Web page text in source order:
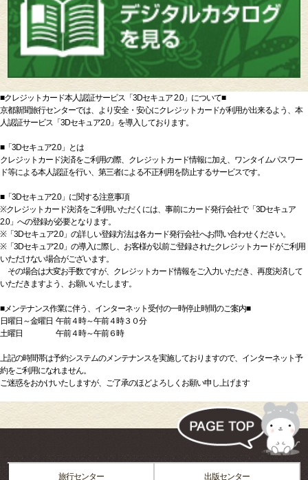
■クレジットカード本人認証サービス「3Dセキュア 2.0」について■
京都新聞旅行センターでは、より安全・安心にクレジットカードが利用が出来るよう、本
人認証サービス「3Dセキュア2.0」を導入しております。
■「3Dセキュア2.0」とは
クレジットカード決済をご利用の際、クレジットカード情報に加え、ワンタイムパスワー
ド等による本人認証を行い、第三者による不正利用を防止するサービスです。
■「3Dセキュア2.0」に関する注意事項
※クレジットカード決済をご利用いただくには、事前にカード発行会社で「3Dセキュア
2.0」への登録が必要となります。
※「3Dセキュア2.0」の詳しい登録方法は各カード発行会社へお問い合わせください。
※「3Dセキュア2.0」の導入に際し、お客様が以前ご登録されたクレジットカードがご利用
いただけない場合がございます。
その場合は大変お手数ですが、クレジットカード情報をご入力いただき、再度決済して
いただきますよう、お願いいたします。
■メンテナンス作業に伴う、インターネット受付の一時停止時間のご案内■
日曜日～金曜日 午前４時～午前４時３０分
土曜日 午前４時～午前６時
上記の時間帯は予約システムのメンテナンスを実施しておりますので、インターネット予
約をご利用になれません。
ご迷惑をおかけいたしますが、ご了承のほどよろしくお願い申し上げます
旅行センター 出版センター